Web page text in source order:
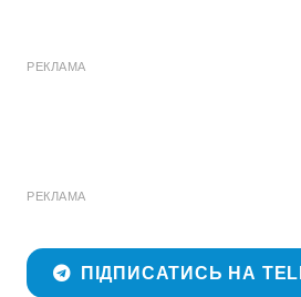
РЕКЛАМА
РЕКЛАМА
ПІДПИСАТИСЬ НА